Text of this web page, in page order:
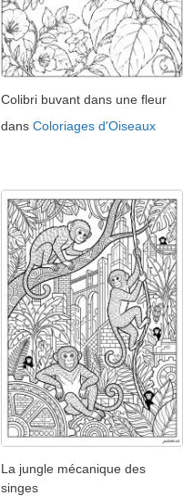
Colibri buvant dans une fleur
dans Coloriages d'Oiseaux
La jungle mécanique des
singes